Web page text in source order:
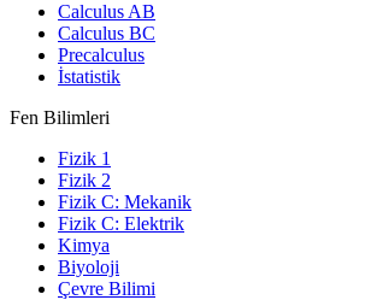
Calculus AB
Calculus BC
Precalculus
İstatistik
Fen Bilimleri
Fizik 1
Fizik 2
Fizik C: Mekanik
Fizik C: Elektrik
Kimya
Biyoloji
Çevre Bilimi